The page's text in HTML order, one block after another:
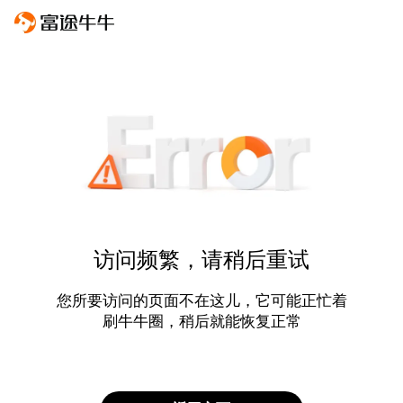
访问频繁，请稍后重试
您所要访问的页面不在这儿，它可能正忙着
刷牛牛圈，稍后就能恢复正常